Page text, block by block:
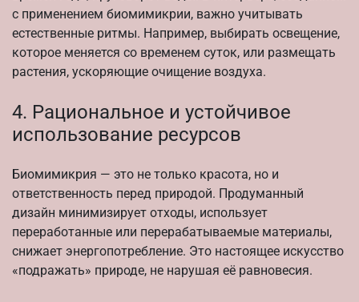
с применением биомимикрии, важно учитывать
естественные ритмы. Например, выбирать освещение,
которое меняется со временем суток, или размещать
растения, ускоряющие очищение воздуха.
4. Рациональное и устойчивое
использование ресурсов
Биомимикрия — это не только красота, но и
ответственность перед природой. Продуманный
дизайн минимизирует отходы, использует
переработанные или перерабатываемые материалы,
снижает энергопотребление. Это настоящее искусство
«подражать» природе, не нарушая её равновесия.